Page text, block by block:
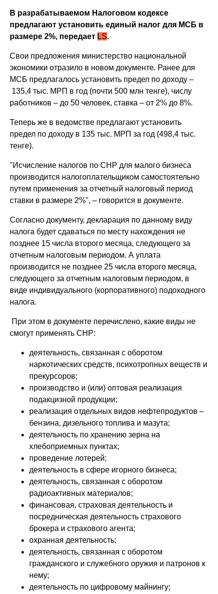
В разрабатываемом Налоговом кодексе
предлагают установить единый налог для МСБ в
размере 2%, передает LS.
Свои предложения министерство национальной
экономики отразило в новом документе. Ранее для
МСБ предлагалось установить предел по доходу –
135,4 тыс. МРП в год (почти 500 млн тенге), числу
работников – до 50 человек, ставка – от 2% до 8%.
Теперь же в ведомстве предлагают установить
предел по доходу в 135 тыс. МРП за год (498,4 тыс.
тенге).
"Исчисление налогов по СНР для малого бизнеса
производится налогоплательщиком самостоятельно
путем применения за отчетный налоговый период
ставки в размере 2%", – говорится в документе.
Согласно документу, декларация по данному виду
налога будет сдаваться по месту нахождения не
позднее 15 числа второго месяца, следующего за
отчетным налоговым периодом. А уплата
производится не позднее 25 числа второго месяца,
следующего за отчетным налоговым периодом, в
виде индивидуального (корпоративного) подоходного
налога.
При этом в документе перечислено, какие виды не
смогут применять СНР:
деятельность, связанная с оборотом
наркотических средств, психотропных веществ и
прекурсоров;
производство и (или) оптовая реализация
подакцизной продукции;
реализация отдельных видов нефтепродуктов –
бензина, дизельного топлива и мазута;
деятельность по хранению зерна на
хлебоприемных пунктах;
проведение лотерей;
деятельность в сфере игорного бизнеса;
деятельность, связанная с оборотом
радиоактивных материалов;
финансовая, страховая деятельность и
посредническая деятельность страхового
брокера и страхового агента;
охранная деятельность;
деятельность, связанная с оборотом
гражданского и служебного оружия и патронов к
нему;
деятельность по цифровому майнингу;